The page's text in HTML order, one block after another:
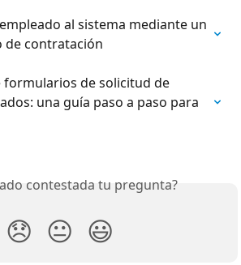
al sistema mediante un
contratación
formularios de solicitud de
una guía paso a paso para
contestada tu pregunta?
😞 😐 😃